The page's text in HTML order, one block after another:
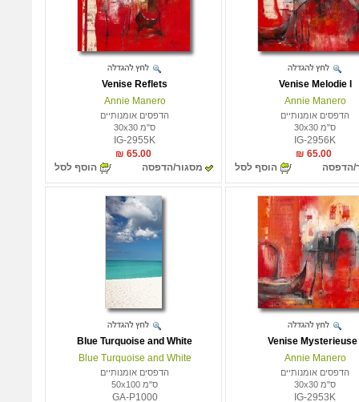
Venise Melodie l
Annie Manero
הדפסים אומנותיים
ס"מ 30x30
IG-2956K
65.00 ₪
הדפסה
הוסף לסל
Venise Reflets
Annie Manero
הדפסים אומנותיים
ס"מ 30x30
IG-2955K
65.00 ₪
מסגור/הדפסה
הוסף לסל
Venise Mysterieuse
Annie Manero
הדפסים אומנותיים
ס"מ 30x30
IG-2953K
Blue Turquoise and White
Blue Turquoise and White
הדפסים אומנותיים
ס"מ 50x100
GA-P1000